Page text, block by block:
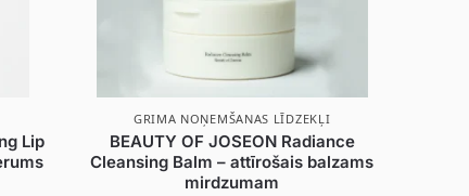
Lip
GRIMA NOŅEMŠANAS LĪDZEKĻI
BEAUTY OF JOSEON Radiance
Cleansing Balm – attīrošais balzams
mirdzumam